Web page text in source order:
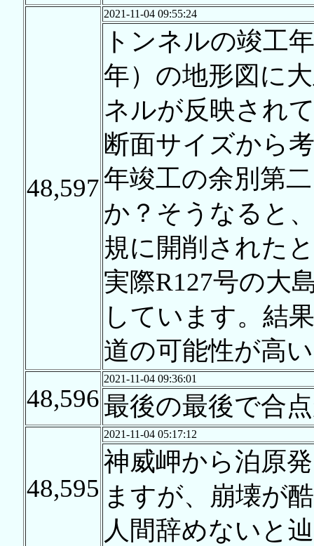
48,597
2021-11-04 09:55:24
トンネルの竣工
年）の地形図に
ネルが反映され
断面サイズから
年竣工の余別第
か？そうなると
規に開削された
実際R127号の大
しています。結
道の可能性が高
48,596
2021-11-04 09:36:01
最後の最後で合
48,595
2021-11-04 05:17:12
神威岬から泊原
ますが、崩壊が
人間辞めないと